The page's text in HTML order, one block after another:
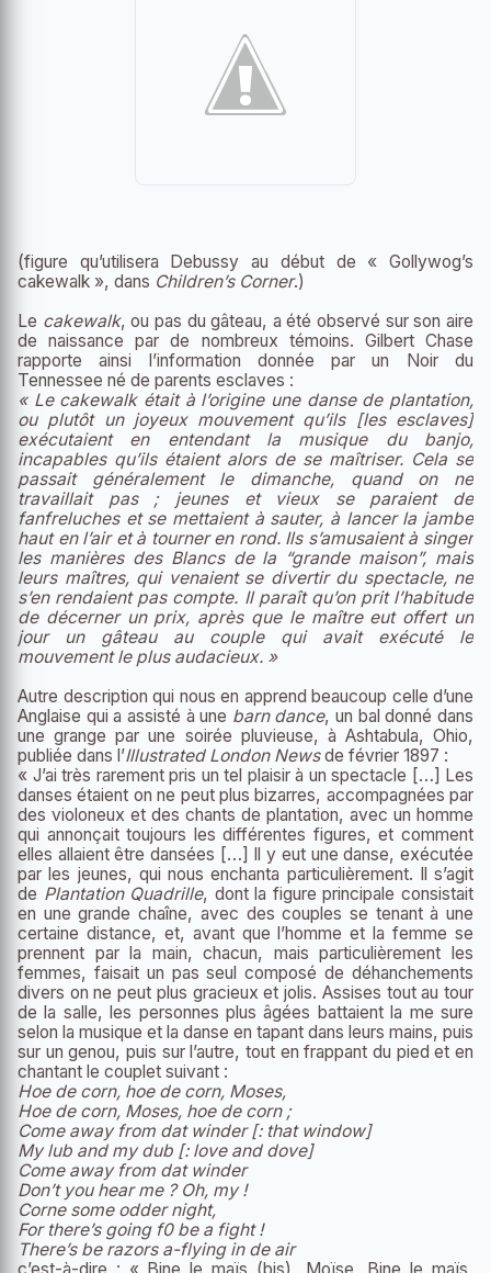
(figure qu’utilisera Debussy au début de « Gollywog’s
cakewalk », dans Children’s Corner.)
Le cakewalk, ou pas du gâteau, a été observé sur son aire
de naissance par de nombreux témoins. Gilbert Chase
rapporte ainsi l’information donnée par un Noir du
Tennessee né de parents esclaves :
« Le cakewalk était à l’origine une danse de plantation,
ou plutôt un joyeux mouvement qu’ils [les esclaves]
exécutaient en entendant la musique du banjo,
incapables qu’ils étaient alors de se maîtriser. Cela se
passait généralement le dimanche, quand on ne
travaillait pas ; jeunes et vieux se paraient de
fanfreluches et se mettaient à sauter, à lancer la jambe
haut en l’air et à tourner en rond. Ils s’amusaient à singer
les manières des Blancs de la “grande maison”, mais
leurs maîtres, qui venaient se divertir du spectacle, ne
s’en rendaient pas compte. Il paraît qu’on prit l’habitude
de décerner un prix, après que le maître eut offert un
jour un gâteau au couple qui avait exécuté le
mouvement le plus audacieux. »
Autre description qui nous en apprend beaucoup celle d’une
Anglaise qui a assisté à une barn dance, un bal donné dans
une grange par une soirée pluvieuse, à Ashtabula, Ohio,
publiée dans l’Illustrated London Newsde février 1897 :
« J’ai très rarement pris un tel plaisir à un spectacle […] Les
danses étaient on ne peut plus bizarres, accompagnées par
des violoneux et des chants de plantation, avec un homme
qui annonçait toujours les différentes figures, et comment
elles allaient être dansées […] Il y eut une danse, exécutée
par les jeunes, qui nous enchanta particulièrement. Il s’agit
de Plantation Quadrille, dont la figure principale consistait
en une grande chaîne, avec des couples se tenant à une
certaine distance, et, avant que l’homme et la femme se
prennent par la main, chacun, mais particulièrement les
femmes, faisait un pas seul composé de déhanchements
divers on ne peut plus gracieux et jolis. Assises tout au tour
de la salle, les personnes plus âgées battaient la me sure
selon la musique et la danse en tapant dans leurs mains, puis
sur un genou, puis sur l’autre, tout en frappant du pied et en
chantant le couplet suivant :
Hoe de corn, hoe de corn, Moses,
Hoe de corn, Moses, hoe de corn ;
Come away from dat winder [: that window]
My lub and my dub [: love and dove]
Come away from dat winder
Don’t you hear me ? Oh, my !
Corne some odder night,
For there’s going f0 be a fight !
There’s be razors a-flying in de air